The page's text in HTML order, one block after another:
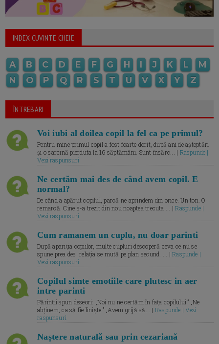
INDEX CUVINTE CHEIE
A B C D E F G H I J K L
M
N
O P Q R S T U V X Y Z
ÎNTREBARI
Voi iubi al doilea copil la fel ca pe primul?
Pentru mine primul copil a fost foarte dorit, după ani de așteptări
și o sarcină pierduta la 16 săptămâni. Sunt însărc... | Raspunde |
Vezi raspunsuri
Ne certăm mai des de când avem copil. E
normal?
De când a apărut copilul, parcă ne aprindem din orice. Un ton. O
remarcă. Cine s-a trezit din nou noaptea trecuta.... |Raspunde |
Vezi raspunsuri
Cum ramanem un cuplu, nu doar parinti
După apariția copiilor, multe cupluri descoperă ceva ce nu se
spune prea des: relația se mută pe plan secund. ... |Raspunde |
Vezi raspunsuri
Copilul simte emotiile care plutesc in aer
intre parinti
Părinții spun deseori: „Noi nu ne certăm în fața copilului.” „Ne
abținem, ca să fie liniște.” „Avem grijă să... | Raspunde | Vezi
raspunsuri
Naștere naturală sau prin cezariană